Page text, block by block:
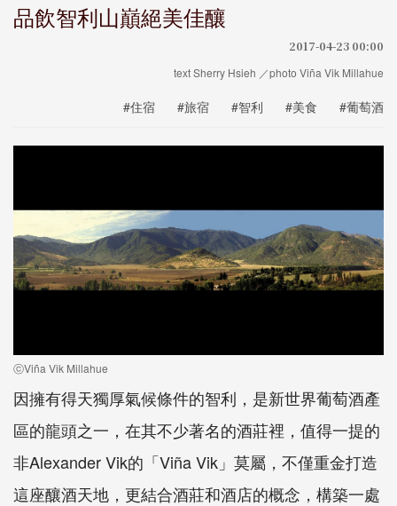
品飲智利山巔絕美佳釀
2017-04-23 00:00
text Sherry Hsieh ／photo Viña Vik Millahue
#住宿 #旅宿 #智利 #美食 #葡萄酒
ⓒViña Vik Millahue
因擁有得天獨厚氣候條件的智利，是新世界葡萄酒產
區的龍頭之一，在其不少著名的酒莊裡，值得一提的
非Alexander Vik的「Viña Vik」莫屬，不僅重金打造
這座釀酒天地，更結合酒莊和酒店的概念，構築一處